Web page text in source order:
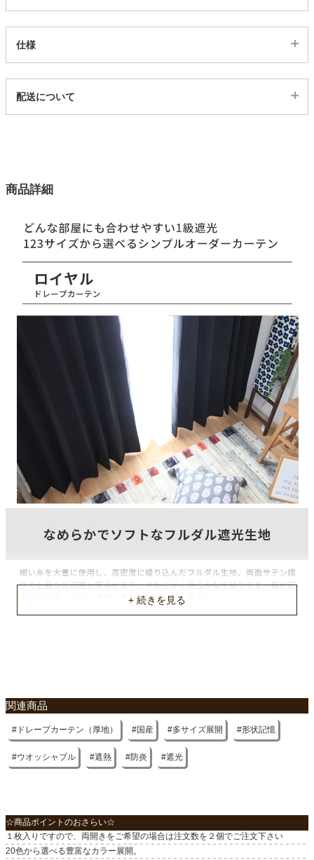
タワー
仕様
470969
1色
生地巾
150(cm)
タテ糸組成
ポリエステル100％
ヨコ糸組成
アジャスターフック
フック形態
なし
なし
1枚（両開きの場合は２個でご注文下さい）
付属
共布タッセル1枚
機能
形状記憶、防炎、遮熱
配送について
商品詳細
関連商品
ドレープカーテン（厚地） 国産 多サイズ展開 形状記憶
ウオッシャブル 遮熱 防炎 遮光
☆商品ポイントのおさらい☆
１枚入りですので、両開きをご希望の場合は注文数を２個でご注文下さい
20色から選べる豊富なカラー展開。